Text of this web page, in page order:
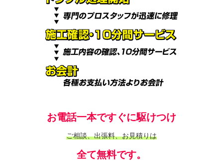
お電話一本ですぐに駆けつけ
ご相談、出張料、お見積りは
全て無料です。